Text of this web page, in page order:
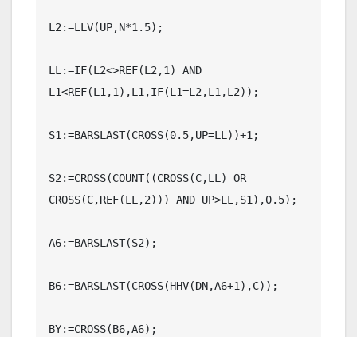
L2:=LLV(UP,N*1.5);
LL:=IF(L2<>REF(L2,1) AND
L1<REF(L1,1),L1,IF(L1=L2,L1,L2));
S1:=BARSLAST(CROSS(0.5,UP=LL))+1;
S2:=CROSS(COUNT((CROSS(C,LL) OR
CROSS(C,REF(LL,2))) AND UP>LL,S1),0.5);
A6:=BARSLAST(S2);
B6:=BARSLAST(CROSS(HHV(DN,A6+1),C));
BY:=CROSS(B6,A6);